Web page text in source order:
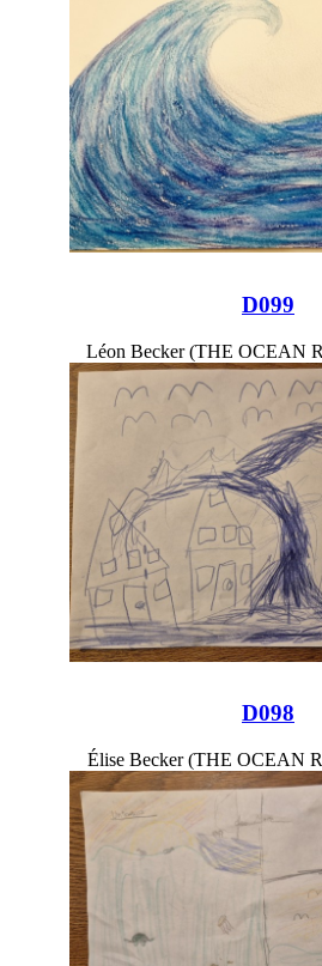
D099
Léon Becker (THE OCEAN
D098
Élise Becker (THE OCEAN